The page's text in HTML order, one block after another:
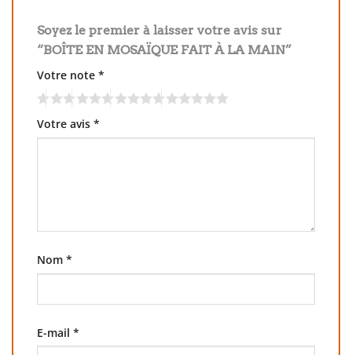
Soyez le premier à laisser votre avis sur
“BOÎTE EN MOSAÏQUE FAIT À LA MAIN”
Votre note *
Votre avis *
Nom *
E-mail *